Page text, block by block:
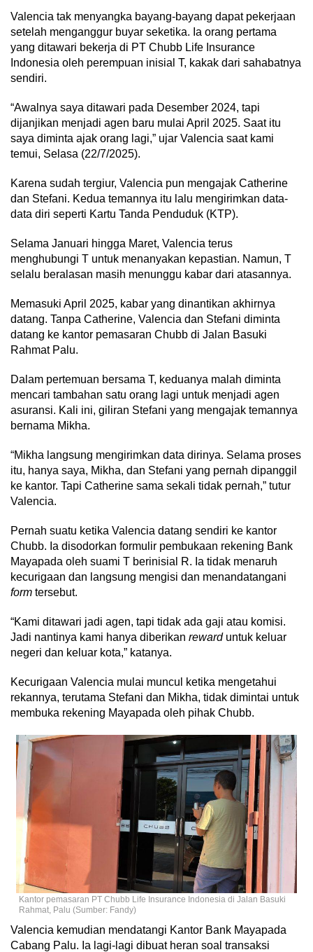
Valencia tak menyangka bayang-bayang dapat pekerjaan
setelah menganggur buyar seketika. Ia orang pertama
yang ditawari bekerja di PT Chubb Life Insurance
Indonesia oleh perempuan inisial T, kakak dari sahabatnya
sendiri.
“Awalnya saya ditawari pada Desember 2024, tapi
dijanjikan menjadi agen baru mulai April 2025. Saat itu
saya diminta ajak orang lagi,” ujar Valencia saat kami
temui, Selasa (22/7/2025).
Karena sudah tergiur, Valencia pun mengajak Catherine
dan Stefani. Kedua temannya itu lalu mengirimkan data-
data diri seperti Kartu Tanda Penduduk (KTP).
Selama Januari hingga Maret, Valencia terus
menghubungi T untuk menanyakan kepastian. Namun, T
selalu beralasan masih menunggu kabar dari atasannya.
Memasuki April 2025, kabar yang dinantikan akhirnya
datang. Tanpa Catherine, Valencia dan Stefani diminta
datang ke kantor pemasaran Chubb di Jalan Basuki
Rahmat Palu.
Dalam pertemuan bersama T, keduanya malah diminta
mencari tambahan satu orang lagi untuk menjadi agen
asuransi. Kali ini, giliran Stefani yang mengajak temannya
bernama Mikha.
“Mikha langsung mengirimkan data dirinya. Selama proses
itu, hanya saya, Mikha, dan Stefani yang pernah dipanggil
ke kantor. Tapi Catherine sama sekali tidak pernah,” tutur
Valencia.
Pernah suatu ketika Valencia datang sendiri ke kantor
Chubb. Ia disodorkan formulir pembukaan rekening Bank
Mayapada oleh suami T berinisial R. Ia tidak menaruh
kecurigaan dan langsung mengisi dan menandatangani
form tersebut.
“Kami ditawari jadi agen, tapi tidak ada gaji atau komisi.
Jadi nantinya kami hanya diberikan rewarduntuk keluar
negeri dan keluar kota,” katanya.
Kecurigaan Valencia mulai muncul ketika mengetahui
rekannya, terutama Stefani dan Mikha, tidak dimintai untuk
membuka rekening Mayapada oleh pihak Chubb.
Kantor pemasaran PT Chubb Life Insurance Indonesia di Jalan Basuki
Rahmat, Palu (Sumber: Fandy)
Valencia kemudian mendatangi Kantor Bank Mayapada
Cabang Palu. Ia lagi-lagi dibuat heran soal transaksi